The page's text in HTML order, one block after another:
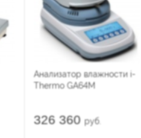
Анализатор влажности i-
Thermo GА64M
326 360 руб.